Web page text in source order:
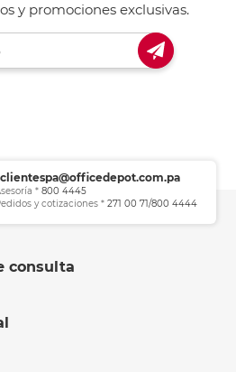
y promociones exclusivas.
* 800 4445
y cotizaciones * 271 00 71/800 4444
consulta